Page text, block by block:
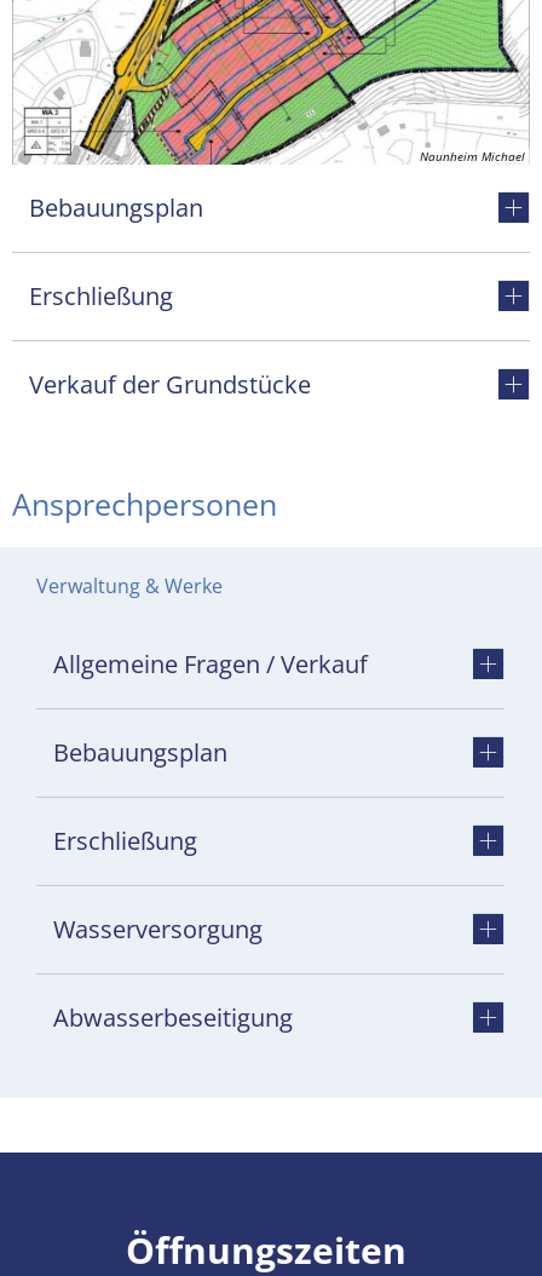
Naunheim Michael
Bebauungsplan
Erschließung
Verkauf der Grundstücke
Ansprechpersonen
Verwaltung & Werke
Allgemeine Fragen / Verkauf
Bebauungsplan
Erschließung
Wasserversorgung
Abwasserbeseitigung
Öffnungszeiten